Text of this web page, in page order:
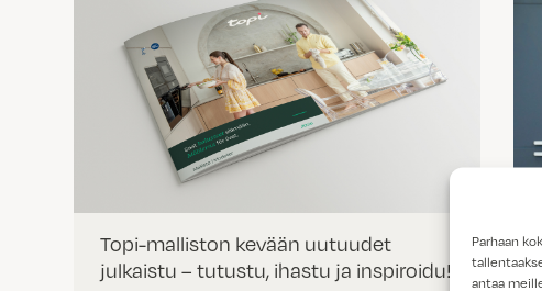
Parhaan
antaa
Topi-malliston kevään uutuudet
julkaistu – tutustu, ihastu ja inspiroidu!